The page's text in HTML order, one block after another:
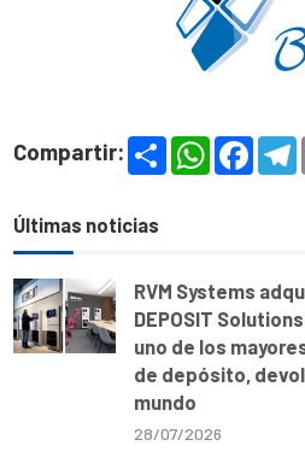
Compartir:
S
h
W
h
p
F
Últimas noticias
RVM Systems
DEPOSIT
uno de los
de depósito,
mundo
28/07/2026